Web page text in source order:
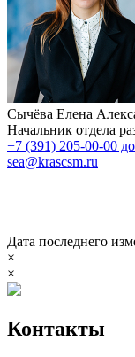
Сычёва Елена
Начальник отдела
+7 (391) 205-00-00
sea@krascsm.ru
Дата последнего
×
×
Контакты